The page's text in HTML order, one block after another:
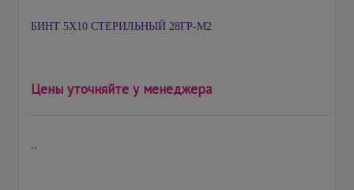
БИНТ 5X10 СТЕРИЛЬНЫЙ 28ГР-М2
Цены уточняйте у менеджера
..